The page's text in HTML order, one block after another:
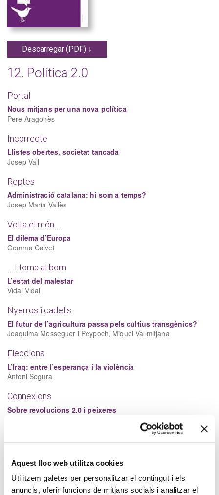
Aquest lloc web utilitza cookies
Utilitzem galetes per personalitzar el contingut i els
anuncis, oferir funcions de mitjans socials i analitzar el
Descarregar (PDF) ↓
12. Política 2.0
Portal
Nous mitjans per una nova política
Pere Aragonès
Incorrecte
Llistes obertes, societat tancada
Josep Vall
Reptes
Administració catalana: hi som a temps?
Josep Maria Vallès
Volta el món…
El dilema d’Europa
Gemma Calvet
… I torna al born
L’estat del malestar
Vidal Vidal
Nyerros i cadells
El futur de l’agricultura passa pels cultius transgènics?
Joaquima Messeguer i Peypoch, Miquel Vallmitjana
Eleccions
L’Iraq: entre l’esperança i la violència
Antoni Segura
Connexions
Sobre revolucions 2.0 i peixeres
Saül Gordillo
L’administració electrònica i la participació en els afers
públics per mitjà de les TIC
Clara Velasco